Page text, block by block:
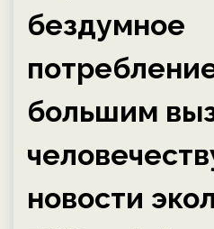
бездумное
большим
новости